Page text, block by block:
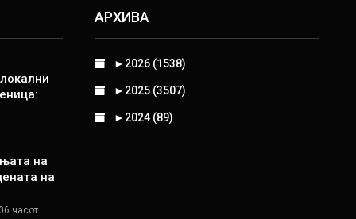
на
на
часот.
АРХИВА
► 2026 (1538)
► 2025 (3507)
► 2024 (89)